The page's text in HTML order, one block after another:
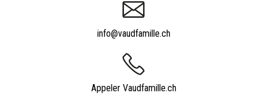
info@vaudfamille.ch
Appeler Vaudfamille.ch